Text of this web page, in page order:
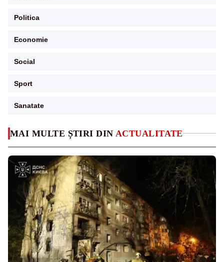
MAI MULTE ȘTIRI DIN ACTUALITATE
Politica
Economie
Social
Sport
Sanatate